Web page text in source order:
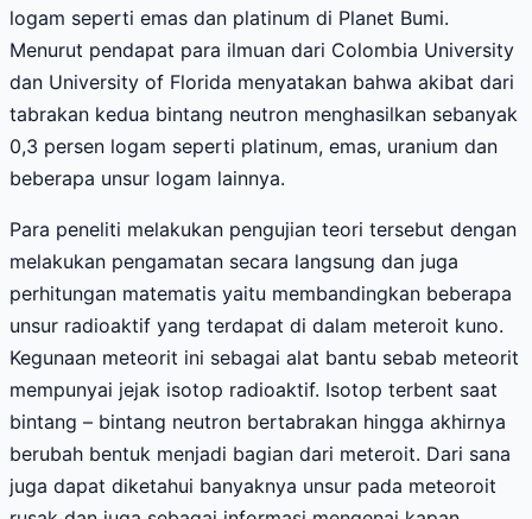
logam seperti emas dan platinum di Planet Bumi.
Menurut pendapat para ilmuan dari Colombia University
dan University of Florida menyatakan bahwa akibat dari
tabrakan kedua bintang neutron menghasilkan sebanyak
0,3 persen logam seperti platinum, emas, uranium dan
beberapa unsur logam lainnya.
Para peneliti melakukan pengujian teori tersebut dengan
melakukan pengamatan secara langsung dan juga
perhitungan matematis yaitu membandingkan beberapa
unsur radioaktif yang terdapat di dalam meteroit kuno.
Kegunaan meteorit ini sebagai alat bantu sebab meteorit
mempunyai jejak isotop radioaktif. Isotop terbent saat
bintang – bintang neutron bertabrakan hingga akhirnya
berubah bentuk menjadi bagian dari meteroit. Dari sana
juga dapat diketahui banyaknya unsur pada meteoroit